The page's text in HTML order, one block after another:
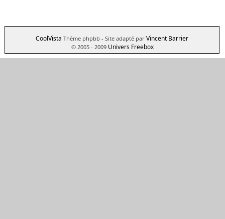
CoolVista Thème phpbb - Site adapté par Vincent Barrier
© 2005 - 2009 Univers Freebox